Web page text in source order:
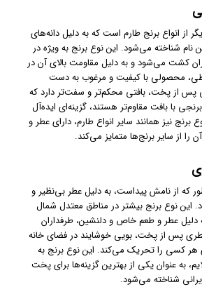
از انواع برنج طارم است که به دلیل دانه‌های
شناخته می‌شود. این نوع برنج به ویژه در
کشت می‌شود و به دلیل مقاومت بالای آن در
محصولی با کیفیت و مرغوب به دست
پس از پخت، بافتی محکم‌تر و سفت‌تر دارد که
با بافت مقاوم‌تر هستند، گزینه‌ای ایده‌آل
نیز همانند سایر انواع طارم، دارای عطر و
از سایر برنج‌ها متمایز می‌کند.
که از نامش پیداست، به دلیل عطر بی‌نظیر و
نوع برنج بیشتر در مناطق معتدل شمال
عطر و طعم خاص و دلنشین، طرفداران
پس از پخت، بویی خوشایند در فضای خانه
کسی را تحریک می‌کند. این نوع برنج به
به عنوان یکی از بهترین گزینه‌ها برای پخت
شناخته می‌شود.